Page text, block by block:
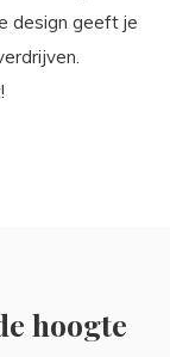
design geeft je
hoogte